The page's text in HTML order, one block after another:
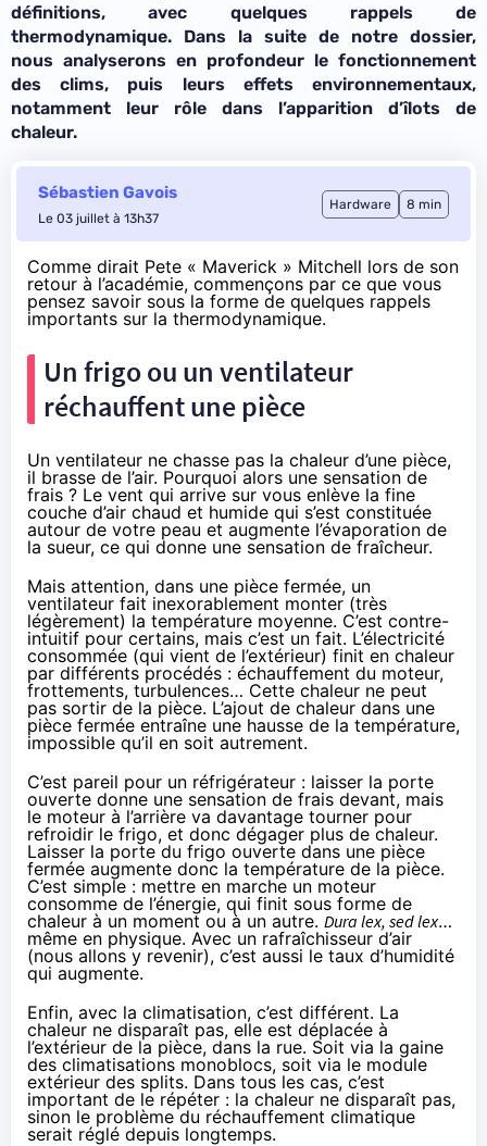
définitions, avec quelques rappels de
thermodynamique. Dans la suite de notre dossier,
nous analyserons en profondeur le fonctionnement
des clims, puis leurs effets environnementaux,
notamment leur rôle dans l’apparition d’îlots de
chaleur.
Sébastien Gavois
Le 03 juillet à 13h37
Hardware 8 min
Comme dirait Pete « Maverick » Mitchell lors de son
retour à l’académie, commençons par ce que vous
pensez savoir sous la forme de quelques rappels
importants sur la thermodynamique.
Un frigo ou un ventilateur
réchauffent une pièce
Un ventilateur ne chasse pas la chaleur d’une pièce,
il brasse de l’air. Pourquoi alors une sensation de
frais ? Le vent qui arrive sur vous enlève la fine
couche d’air chaud et humide qui s’est constituée
autour de votre peau et augmente l’évaporation de
la sueur, ce qui donne une sensation de fraîcheur.
Mais attention, dans une pièce fermée, un
ventilateur fait inexorablement monter (très
légèrement) la température moyenne. C’est contre-
intuitif pour certains, mais c’est un fait. L’électricité
consommée (qui vient de l’extérieur) finit en chaleur
par différents procédés : échauffement du moteur,
frottements, turbulences… Cette chaleur ne peut
pas sortir de la pièce. L’ajout de chaleur dans une
pièce fermée entraîne une hausse de la température,
impossible qu’il en soit autrement.
C’est pareil pour un réfrigérateur : laisser la porte
ouverte donne une sensation de frais devant, mais
le moteur à l’arrière va davantage tourner pour
refroidir le frigo, et donc dégager plus de chaleur.
Laisser la porte du frigo ouverte dans une pièce
fermée augmente donc la température de la pièce.
C’est simple : mettre en marche un moteur
consomme de l’énergie, qui finit sous forme de
chaleur à un moment ou à un autre. Dura lex, sed lex…
même en physique. Avec un rafraîchisseur d’air
(nous allons y revenir), c’est aussi le taux d’humidité
qui augmente.
Enfin, avec la climatisation, c’est différent. La
chaleur ne disparaît pas, elle est déplacée à
l’extérieur de la pièce, dans la rue. Soit via la gaine
des climatisations monoblocs, soit via le module
extérieur des splits. Dans tous les cas, c’est
important de le répéter : la chaleur ne disparaît pas,
sinon le problème du réchauffement climatique
serait réglé depuis longtemps.